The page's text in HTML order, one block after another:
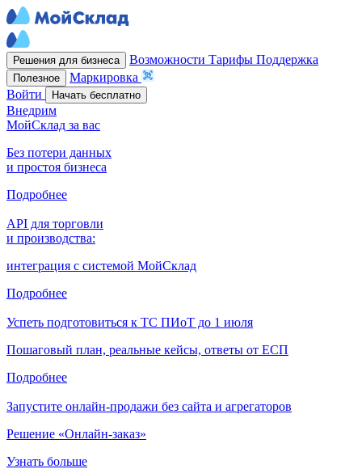
Решения для бизнеса Возможности Тарифы Поддержка
Полезное
Маркировка
Войти
Начать бесплатно
Внедрим
МойСклад за вас
Без потери данных
и простоя бизнеса
Подробнее
API для торговли
и производства:
интеграция с системой МойСклад
Подробнее
Успеть подготовиться к ТС ПИоТ до 1 июля
Пошаговый план, реальные кейсы, ответы от ЕСП
Подробнее
Запустите онлайн-продажи без сайта и агрегаторов
Решение «Онлайн-заказ»
Узнать больше